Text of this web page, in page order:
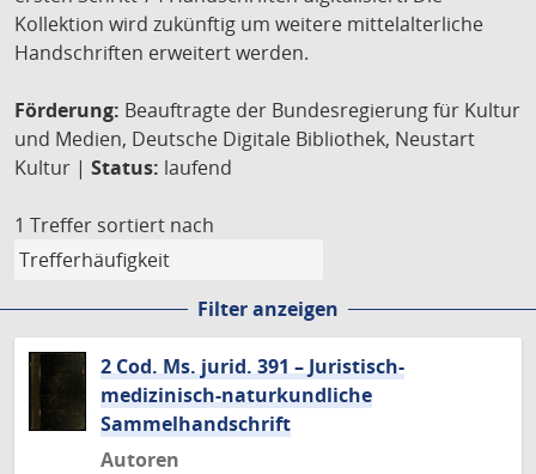
Kollektion wird zukünftig um weitere mittelalterliche
Handschriften erweitert werden.
Förderung: Beauftragte der Bundesregierung für Kultur
und Medien, Deutsche Digitale Bibliothek, Neustart
Kultur | Status: laufend
1 Treffer sortiert nach
Filter anzeigen
2 Cod. Ms. jurid. 391 – Juristisch-
medizinisch-naturkundliche
Sammelhandschrift
Autoren